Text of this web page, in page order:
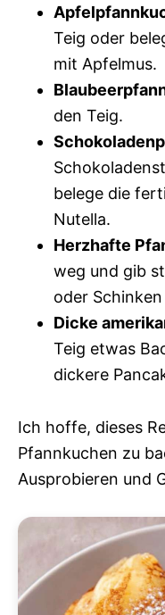
Teig oder
mit Apfelmus.
den Teig.
belege die
Nutella.
Herzhafte
weg und gib
oder
Dicke
Teig etwas
dickere
Ich hoffe, dieses
Pfannkuchen zu
Ausprobieren und